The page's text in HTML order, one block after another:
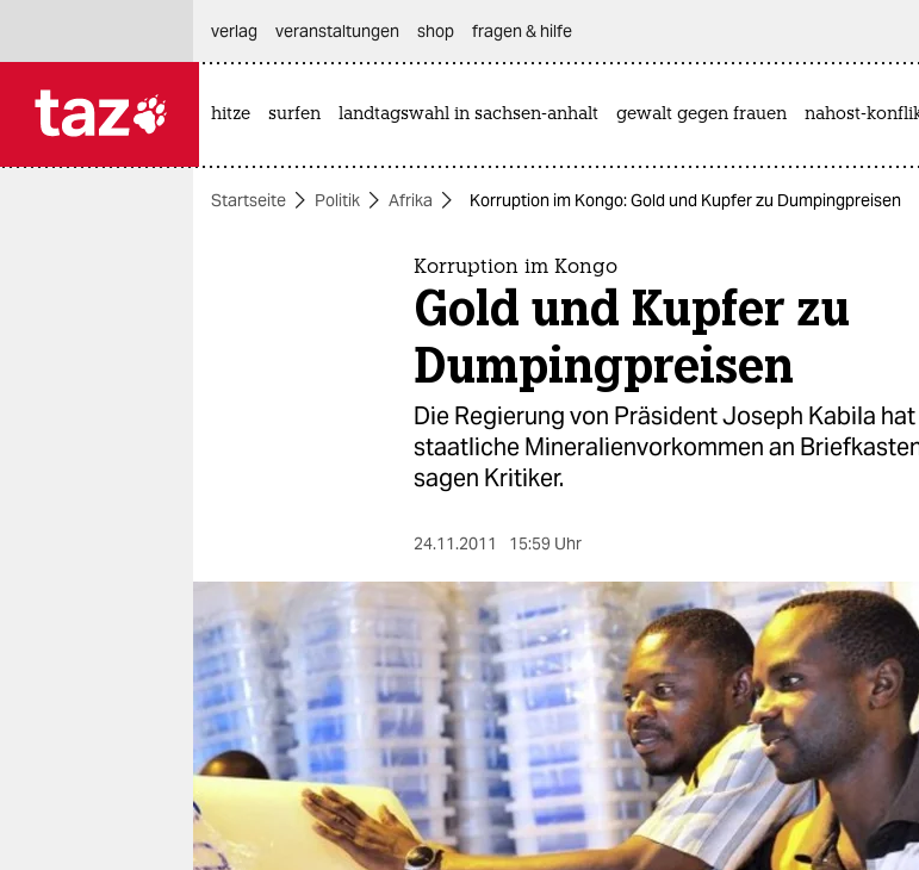
themen
nord
wahrheit
verlag
verlag
veranstaltungen
shop
verlag
veranstaltungen shop fragen & hilfe
hitze surfen landtagswahl in sachsen-anhalt gewalt gegen frauen nahost-
Startseite Politik Afrika Korruption im Kongo: Gold und Kupfer zu Dumpingpreisen
Korruption im Kongo
Gold und Kupfer zu
Dumpingpreisen
Die Regierung von Präsident Joseph Kabila
staatliche Mineralienvorkommen an
sagen Kritiker.
24.11.2011 15:59 Uhr